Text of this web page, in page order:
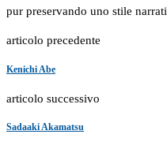
pur preservando uno stile
articolo precedente
Kenichi Abe
articolo successivo
Sadaaki Akamatsu